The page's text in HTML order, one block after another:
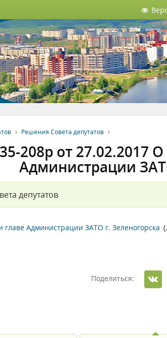
Решения Совета депутатов
208р от 27.02.2017
Администрации
депутатов
Администрации ЗАТО г. Зеленогорска
Поделиться: